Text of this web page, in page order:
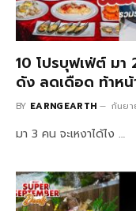
10 โปรบุฟเฟ่ต์ มา
ดัง ลดเดือด ท้าหน้
BY EARNGEARTH กันย
มา 3 คน จะเหงาได้ไง …